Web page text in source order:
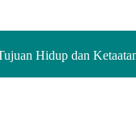
Hidup dan